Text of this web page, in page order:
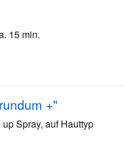
15 min.
+"
Spray, auf Hauttyp